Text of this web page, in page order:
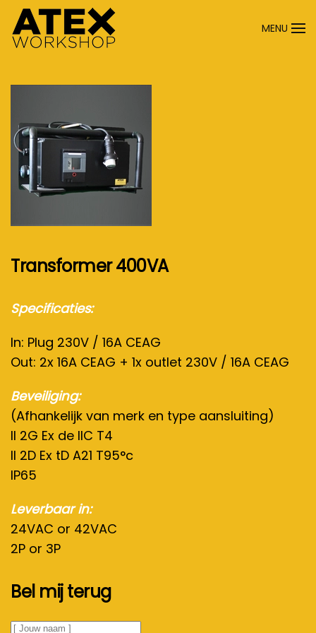
Terug naar hoofdinhoud
MENU
Transformer 400VA
Specificaties:
In: Plug 230V / 16A CEAG
Out: 2x 16A CEAG + 1x outlet 230V / 16A CEAG
Beveiliging:
(Afhankelijk van merk en type aansluiting)
II 2G Ex de IIC T4
II 2D Ex tD A21 T95°c
IP65
Leverbaar in:
24VAC or 42VAC
2P or 3P
Bel mij terug